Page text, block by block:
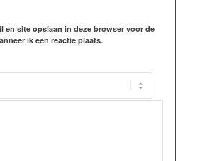
en site opslaan in deze browser voor de
ik een reactie plaats.